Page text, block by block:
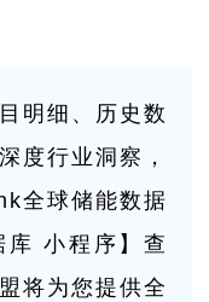
明细、历史数
度行业洞察，
全球储能数据
库 小程序】查
将为您提供全